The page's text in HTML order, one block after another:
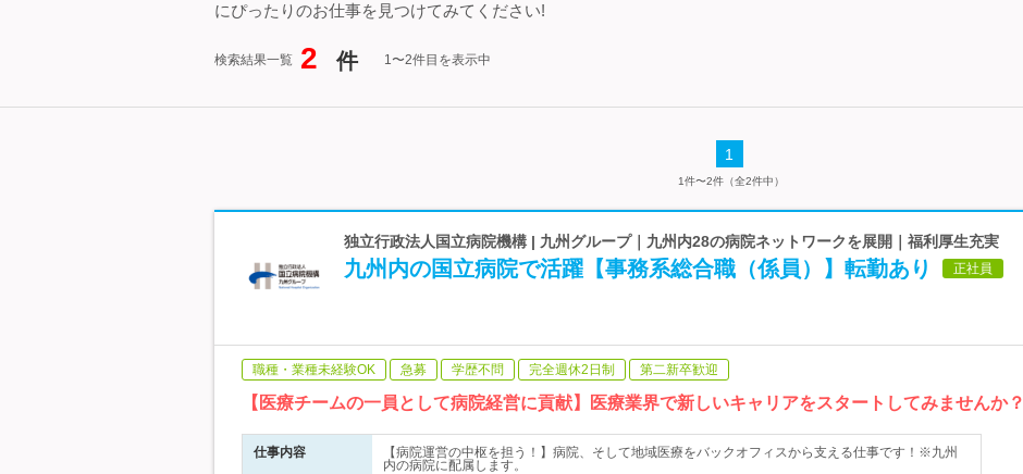
にぴったりのお仕事を見つけてみてください!
検索結果一覧 2 件 1〜2件目を表示中
1
1件〜2件（全2件中）
独立行政法人国立病院機構 | 九州グループ｜九州内28の病院ネットワークを展開｜福利厚生充実
九州内の国立病院で活躍【事務系総合職（係員）】転勤あり 正社員
職種・業種未経験OK 急募 学歴不問 完全週休2日制 第二新卒歓迎
【医療チームの一員として病院経営に貢献】医療業界で新しいキャリアをスタートしてみませんか？
仕事内容
【病院運営の中枢を担う！】病院、そして地域医療をバックオフィスから支える仕事です！※九州
内の病院に配属します。